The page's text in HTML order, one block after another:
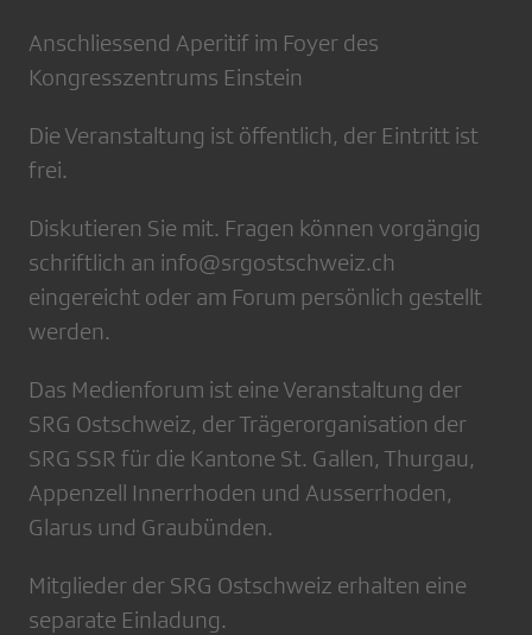
Anschliessend Aperitif im Foyer des
Kongresszentrums Einstein
Die Veranstaltung ist öffentlich, der Eintritt ist
frei.
Diskutieren Sie mit. Fragen können vorgängig
schriftlich an info@srgostschweiz.ch
eingereicht oder am Forum persönlich gestellt
werden.
Das Medienforum ist eine Veranstaltung der
SRG Ostschweiz, der Trägerorganisation der
SRG SSR für die Kantone St. Gallen, Thurgau,
Appenzell Innerrhoden und Ausserrhoden,
Glarus und Graubünden.
Mitglieder der SRG Ostschweiz erhalten eine
separate Einladung.